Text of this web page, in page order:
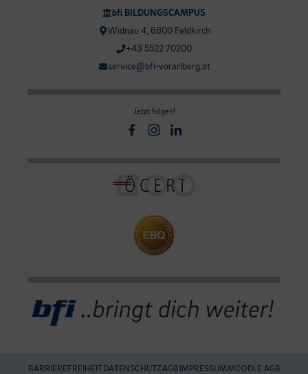
bfi BILDUNGSCAMPUS
Widnau 4, 6800 Feldkirch
+43 5522 70200
service@bfi-vorarlberg.at
Jetzt folgen!
Facebook
Instagram
Linkedin
BARRIEREFREIHEIT DATENSCHUTZAGB IMPRESSUMMOODLE AGB